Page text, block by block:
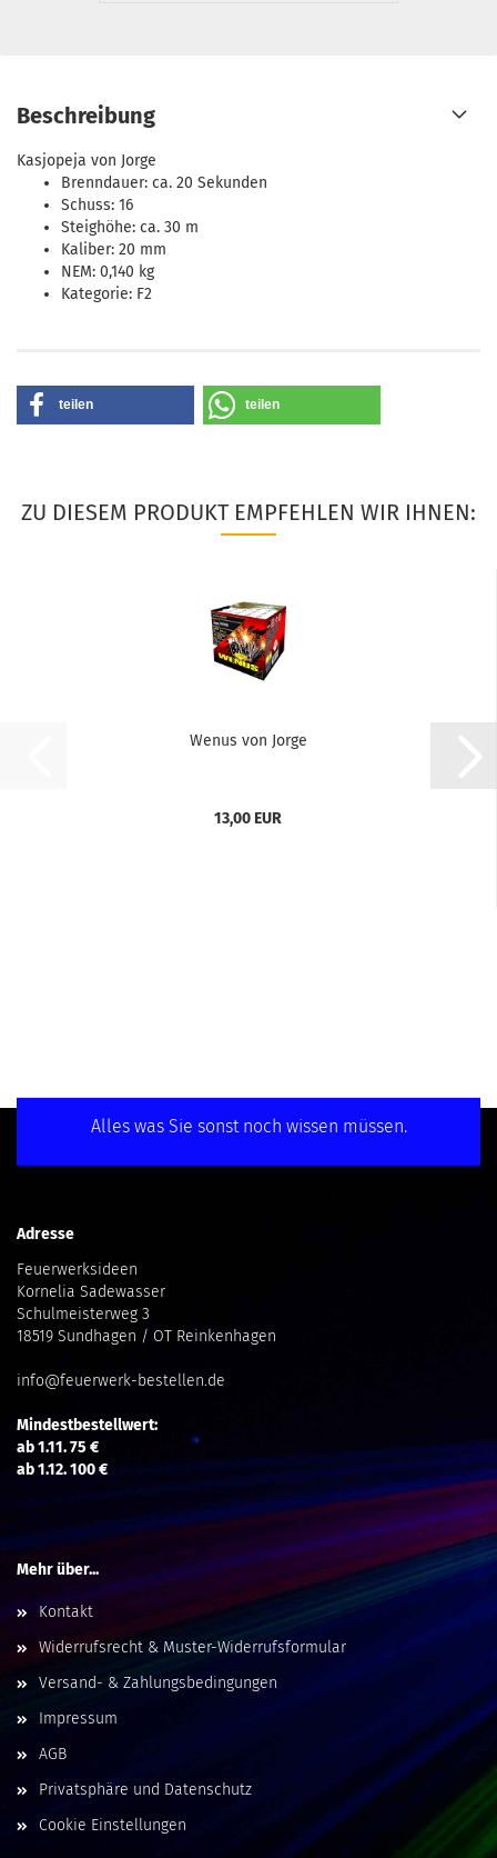
Beschreibung
Kasjopeja von Jorge
Brenndauer: ca. 20 Sekunden
Schuss: 16
Steighöhe: ca. 30 m
Kaliber: 20 mm
NEM: 0,140 kg
Kategorie: F2
teilen teilen
ZU DIESEM PRODUKT EMPFEHLEN WIR IHNEN:
Wenus von Jorge
13,00 EUR
Alles was Sie sonst noch wissen müssen.
Adresse
Feuerwerksideen
Kornelia Sadewasser
Schulmeisterweg 3
18519 Sundhagen / OT Reinkenhagen
info@feuerwerk-bestellen.de
Mindestbestellwert:
ab 1.11. 75 €
ab 1.12. 100 €
Mehr über...
Kontakt
Widerrufsrecht & Muster-Widerrufsformular
Versand- & Zahlungsbedingungen
Impressum
AGB
Privatsphäre und Datenschutz
Cookie Einstellungen